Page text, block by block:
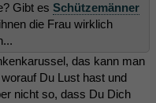
Gibt es Schützemänner
die Frau wirklich
das kann man
Du Lust hast und
nicht so, dass Du Dich